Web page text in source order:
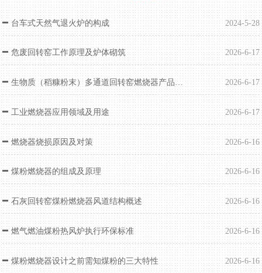
台车式天然气退火炉的构成 2024-5-28
危废回转窑工作原理及炉体砌筑 2026-6-17
生物质（稻糠粉末）多通道回转窑燃烧器产品介绍 2026-6-17
工业燃烧器应用领域及用途 2026-6-17
燃烧器烧损原因及对策 2026-6-16
煤粉燃烧器的组成及原理 2026-6-16
石灰回转窑煤粉燃烧器风道结构概述 2026-6-16
燃气燃油煤粉热风炉执行环保标准 2026-6-16
煤粉燃烧器设计之前需知煤粉的三大特性 2026-6-16